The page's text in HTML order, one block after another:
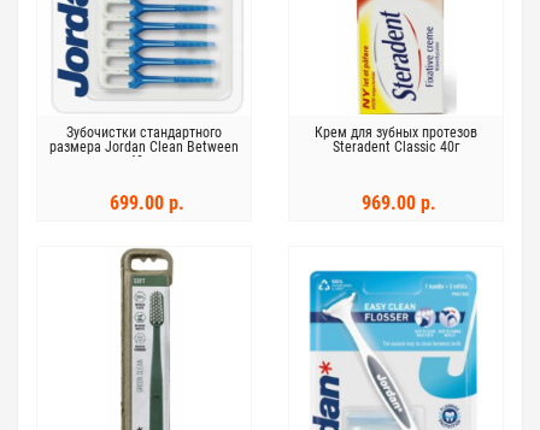
Зубочистки стандартного
размера Jordan Clean Between
40шт
699.00 р.
Крем для зубных протезов
Steradent Classic 40г
969.00 р.